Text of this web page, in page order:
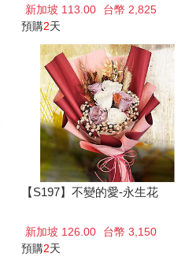
新加坡 113.00
台幣 2,825
預購2天
【S197】不變的愛-永生花
新加坡 126.00
台幣 3,150
預購2天